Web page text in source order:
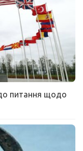
до питання щодо